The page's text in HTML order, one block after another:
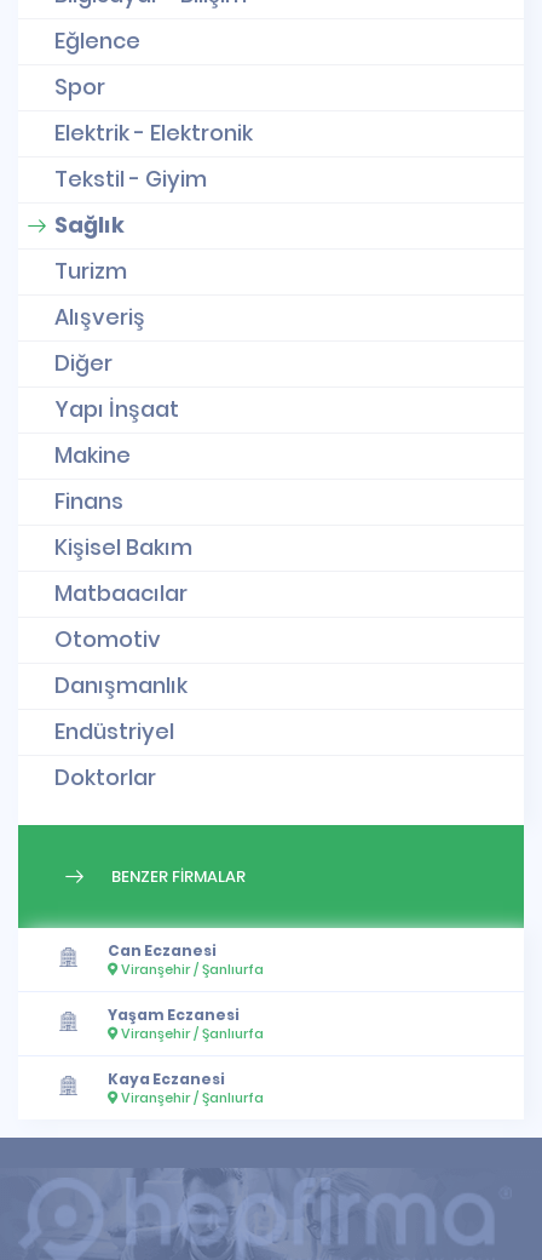
Eğlence
Spor
Elektrik - Elektronik
Tekstil - Giyim
Sağlık
Turizm
Alışveriş
Diğer
Yapı İnşaat
Makine
Finans
Kişisel Bakım
Matbaacılar
Otomotiv
Danışmanlık
Endüstriyel
Doktorlar
BENZER FİRMALAR
Can Eczanesi
Viranşehir / Şanlıurfa
Yaşam Eczanesi
Viranşehir / Şanlıurfa
Kaya Eczanesi
Viranşehir / Şanlıurfa